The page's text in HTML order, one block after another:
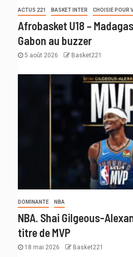
ACTUS 221 BASKET INTER CHOISIE POUR
Afrobasket U18 –
Gabon au buzzer
5 août 2026 Basket221
DOMINANTE NBA
NBA. Shai Gilgeous-
titre de MVP
18 mai 2026 Basket221